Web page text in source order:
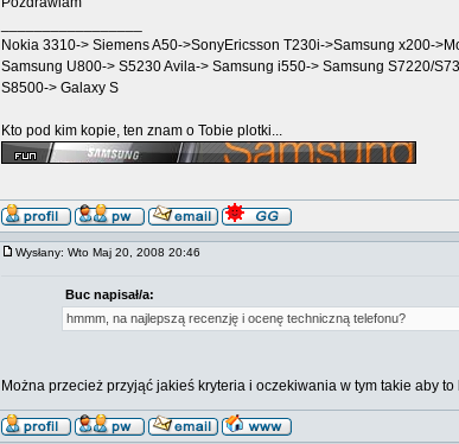
Nokia 3310-> Siemens A50->SonyEricsson T230i->Samsung x200-
Samsung U800-> S5230 Avila-> Samsung i550-> Samsung S7220/
S8500-> Galaxy S
Kto pod kim kopie, ten znam o Tobie plotki...
Wysłany: Wto Maj 20, 2008 20:46
Buc napisał/a:
hmmm, na najlepszą recenzję i ocenę techniczną telefonu?
Można przecież przyjąć jakieś kryteria i oczekiwania w tym takie aby to